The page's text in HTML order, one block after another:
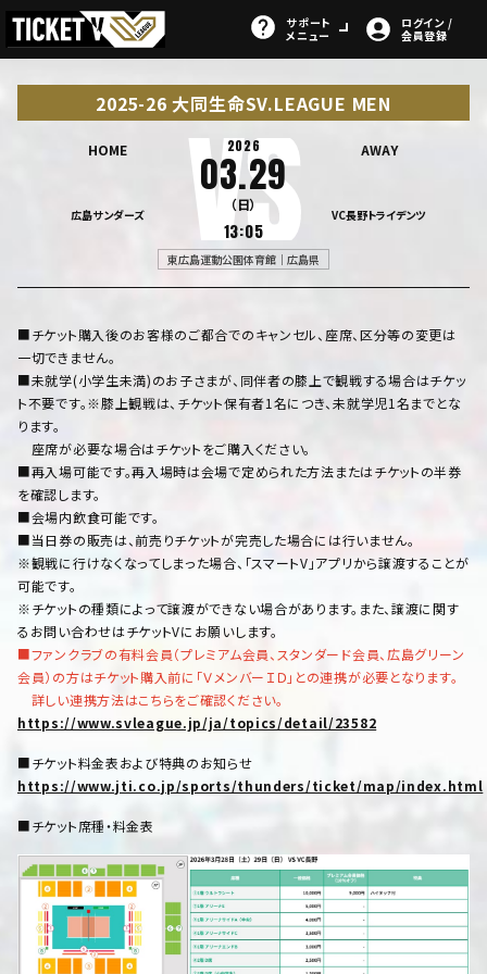
サポート
メニュー
ログイン /
会員登録
2025-26 大同生命SV.LEAGUE MEN
HOME
広島サンダーズ
2026
03.29
（日）
13:05
AWAY
VC長野トライデンツ
東広島運動公園体育館｜広島県
■チケット購入後のお客様のご都合でのキャンセル、座席、区分等の変更は
一切できません。
■未就学(小学生未満)のお子さまが、同伴者の膝上で観戦する場合はチケッ
ト不要です。※膝上観戦は、チケット保有者1名につき、未就学児1名までとな
ります。
座席が必要な場合はチケットをご購入ください。
■再入場可能です。再入場時は会場で定められた方法またはチケットの半券
を確認します。
■会場内飲食可能です。
■当日券の販売は、前売りチケットが完売した場合には行いません。
※観戦に行けなくなってしまった場合、「スマートV」アプリから譲渡することが
可能です。
※チケットの種類によって譲渡ができない場合があります。また、譲渡に関す
るお問い合わせはチケットVにお願いします。
■ファンクラブの有料会員（プレミアム会員、スタンダード会員、広島グリーン
会員）の方はチケット購入前に「ＶメンバーＩＤ」との連携が必要となります。
詳しい連携方法はこちらをご確認ください。
https://www.svleague.jp/ja/topics/detail/23582
■チケット料金表および特典のお知らせ
https://www.jti.co.jp/sports/thunders/ticket/map/index.html
■チケット席種・料金表